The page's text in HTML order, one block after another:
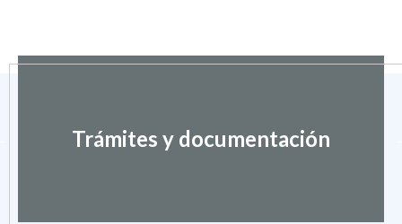
Trámites y documentación